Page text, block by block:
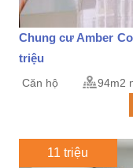
Chung cư Amber
triệu
Căn hộ 94m2
11 triệu